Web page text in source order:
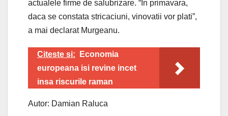
actualele firme de salubrizare. “In primavara,
daca se constata stricaciuni, vinovatii vor plati”,
a mai declarat Murgeanu.
Citeste si:
Economia
europeana isi revine incet
insa riscurile raman
Autor: Damian Raluca